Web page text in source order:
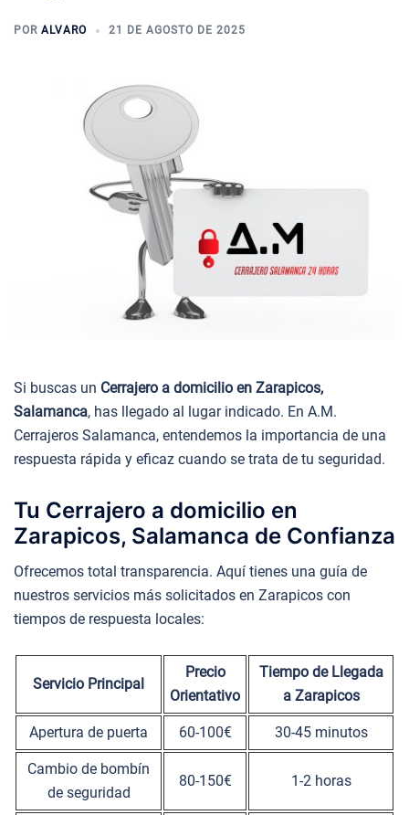
POR ALVARO 21 DE AGOSTO DE 2025
Si buscas un Cerrajero a domicilio en Zarapicos,
Salamanca, has llegado al lugar indicado. En A.M.
Cerrajeros Salamanca, entendemos la importancia de una
respuesta rápida y eficaz cuando se trata de tu seguridad.
Tu Cerrajero a domicilio en
Zarapicos, Salamanca de Confianza
Ofrecemos total transparencia. Aquí tienes una guía de
nuestros servicios más solicitados en Zarapicos con
tiempos de respuesta locales:
Servicio Principal
Precio
Orientativo
Tiempo de Llegada
a Zarapicos
Apertura de puerta 60-100€ 30-45 minutos
Cambio de bombín
de seguridad
80-150€ 1-2 horas